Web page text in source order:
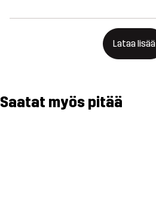
Lataa lisää
Saatat myös pitää